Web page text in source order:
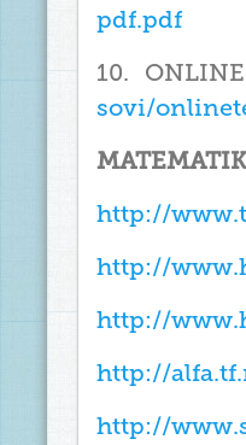
pdf.pdf
10.
sovi/
http://
http://
http://
http://
http://